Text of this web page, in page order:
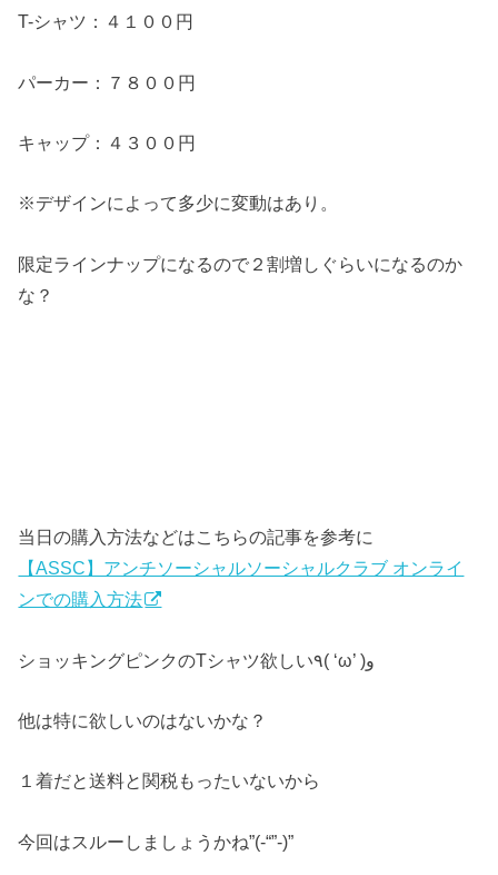
T-シャツ：４１００円
パーカー：７８００円
キャップ：４３００円
※デザインによって多少に変動はあり。
限定ラインナップになるので２割増しぐらいになるのか
な？
当日の購入方法などはこちらの記事を参考に
【ASSC】アンチソーシャルソーシャルクラブ オンライ
ンでの購入方法
ショッキングピンクのTシャツ欲しい٩( ‘ω’ )و
他は特に欲しいのはないかな？
１着だと送料と関税もったいないから
今回はスルーしましょうかね”(-“”-)”